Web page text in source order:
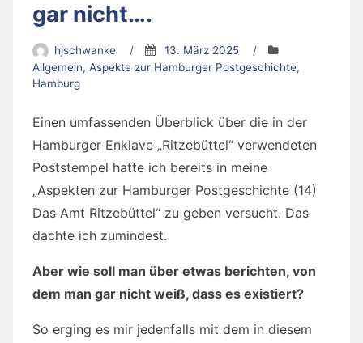
gar nicht….
hjschwanke / 13. März 2025
/
Allgemein, Aspekte zur Hamburger Postgeschichte,
Hamburg
Einen umfassenden Überblick über die in der
Hamburger Enklave „Ritzebüttel“ verwendeten
Poststempel hatte ich bereits in meine
„Aspekten zur Hamburger Postgeschichte (14)
Das Amt Ritzebüttel“ zu geben versucht. Das
dachte ich zumindest.
Aber wie soll man über etwas berichten, von
dem man gar nicht weiß, dass es existiert?
So erging es mir jedenfalls mit dem in diesem